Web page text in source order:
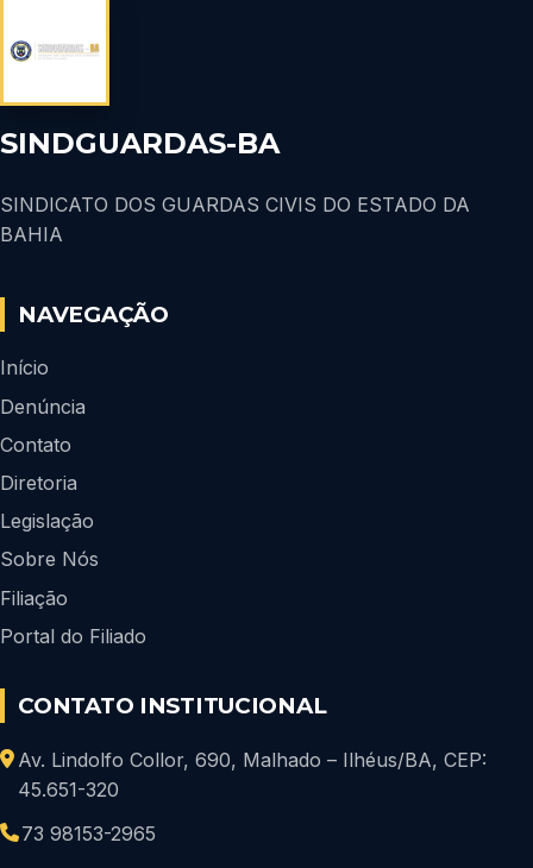
SINDGUARDAS-BA
SINDICATO DOS GUARDAS CIVIS DO ESTADO DA
BAHIA
NAVEGAÇÃO
Início
Denúncia
Contato
Diretoria
Legislação
Sobre Nós
Filiação
Portal do Filiado
CONTATO INSTITUCIONAL
Av. Lindolfo Collor, 690, Malhado – Ilhéus/BA, CEP:
45.651-320
73 98153-2965